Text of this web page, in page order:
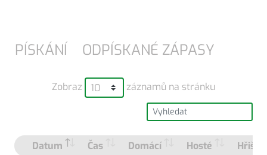
PÍSKÁNÍ ODPÍSKANÉ ZÁPASY
Zobraz záznamů na stránku
Datum Čas Domácí Hosté Hřiště